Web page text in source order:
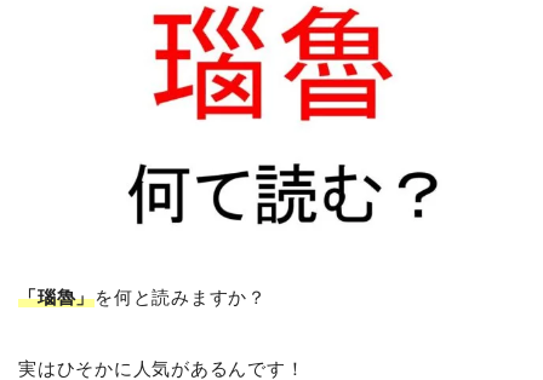
「瑙魯」を何と読みますか？
実はひそかに人気があるんです！